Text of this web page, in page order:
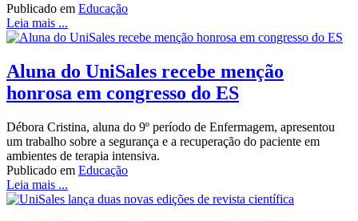
Publicado em Educação
Leia mais ...
Aluna do UniSales recebe menção
honrosa em congresso do ES
Débora Cristina, aluna do 9º período de Enfermagem, apresentou
um trabalho sobre a segurança e a recuperação do paciente em
ambientes de terapia intensiva.
Publicado em Educação
Leia mais ...